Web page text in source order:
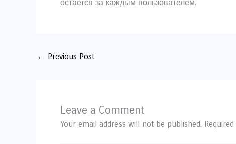
остается за каждым пользователем.
← Previous Post
Leave a Comment
Your email address will not be published.